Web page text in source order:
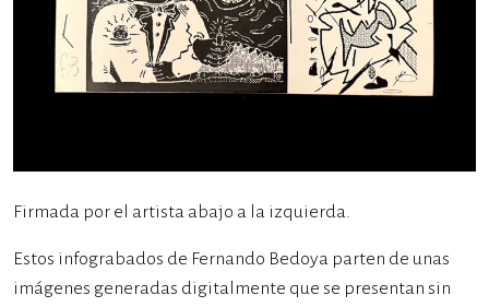
Firmada por el artista abajo a la izquierda.
Estos infograbados de Fernando Bedoya parten de unas
imágenes generadas digitalmente que se presentan sin